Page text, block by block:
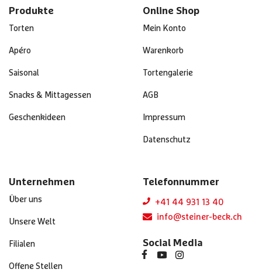
Produkte
Torten
Apéro
Saisonal
Snacks & Mittagessen
Geschenkideen
Online Shop
Mein Konto
Warenkorb
Tortengalerie
AGB
Impressum
Datenschutz
Unternehmen
Über uns
Unsere Welt
Filialen
Offene Stellen
Telefonnummer
+41 44 931 13 40
info@steiner-beck.ch
Social Media